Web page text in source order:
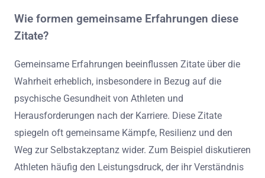
Wie formen gemeinsame Erfahrungen diese
Zitate?
Gemeinsame Erfahrungen beeinflussen Zitate über die
Wahrheit erheblich, insbesondere in Bezug auf die
psychische Gesundheit von Athleten und
Herausforderungen nach der Karriere. Diese Zitate
spiegeln oft gemeinsame Kämpfe, Resilienz und den
Weg zur Selbstakzeptanz wider. Zum Beispiel diskutieren
Athleten häufig den Leistungsdruck, der ihr Verständnis